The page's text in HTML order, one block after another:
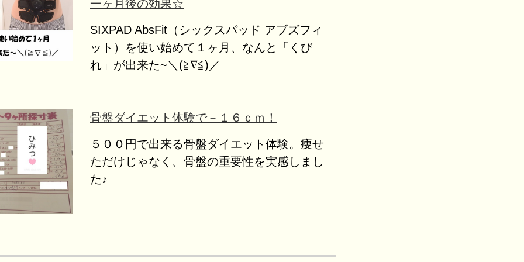
一ヶ月後の効果☆
SIXPAD AbsFit（シックスパッド アブズフィ
ット）を使い始めて１ヶ月、なんと「くび
れ」が出来た~＼(≧∇≦)／
骨盤ダイエット体験で－１６ｃｍ！
５００円で出来る骨盤ダイエット体験。痩せ
ただけじゃなく、骨盤の重要性を実感しまし
た♪